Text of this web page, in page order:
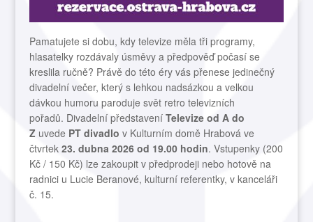
Pamatujete si dobu, kdy televize měla tři programy,
hlasatelky rozdávaly úsměvy a předpověď počasí se
kreslila ručně? Právě do této éry vás přenese jedinečný
divadelní večer, který s lehkou nadsázkou a velkou
dávkou humoru paroduje svět retro televizních
pořadů. Divadelní představeníTelevize od A do
Z uvede PT divadlo v Kulturním domě Hrabová ve
čtvrtek23. dubna 2026 od 19.00 hodin. Vstupenky (200
Kč / 150 Kč) lze zakoupit v předprodeji nebo hotově na
radnici u Lucie Beranové, kulturní referentky, v kanceláři
č. 15.